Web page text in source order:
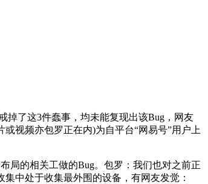
掉了这3件蠢事，均未能复现出该Bug，网友
视频亦包罗正在内)为自平台“网易号”用户上
局的相关工做的Bug。包罗：我们也对之前正
中处于收集最外围的设备，有网友发觉：